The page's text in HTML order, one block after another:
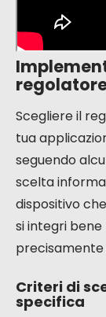
Scegliere il
tua
seguendo
scelta
dispositivo
si integri
precisamente
Criteri di
specifica